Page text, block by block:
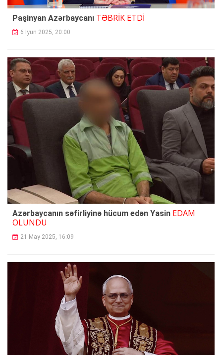
Paşinyan Azərbaycanı TƏBRİK ETDİ
6 İyun 2025, 20:00
Azərbaycanın səfirliyinə hücum edən Yasin EDAM
OLUNDU
21 May 2025, 16:09